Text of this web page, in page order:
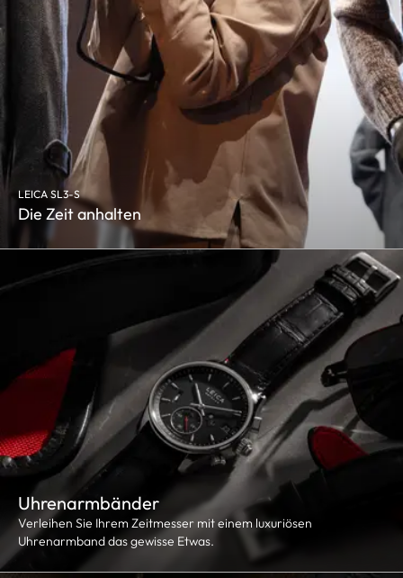
LEICA SL3-S
Die Zeit anhalten
Uhrenarmbänder
Verleihen Sie Ihrem Zeitmesser mit einem luxuriösen
Uhrenarmband das gewisse Etwas.